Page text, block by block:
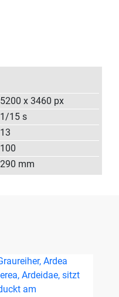
5200 x 3460 px
1/15 s
13
100
290 mm